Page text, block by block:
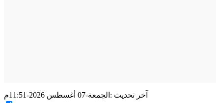
آخر تحديث : الجمعة-07 أغسطس 2026-11:51م